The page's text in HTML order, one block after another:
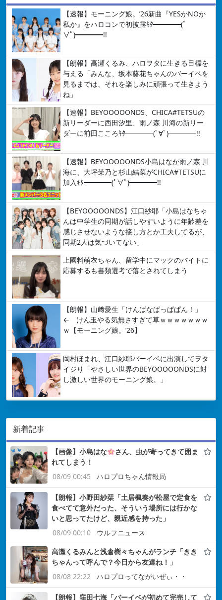
【速報】モーニング娘。’26新曲『YESかNOか
私か』をハロコンで初披露ｷﾀ━━━━(ﾟ
∀ﾟ)━━━━!!
【朗報】高瀬くるみ、ハロヲタに生きる目標を
与える「みんな、坂本葵花ちゃんのバーイベを
見るまでは、それを楽しみに頑張って生きよう
ね」
【速報】BEYOOOOONDS、CHICA#TETSUの
新リーダーに西田汐里、雨ノ森 川海の新リー
ダーに前田こころｷﾀ━━━━(ﾟ∀ﾟ)━━━━!!
【速報】BEYOOOOONDS小島はなが雨ノ森 川
海に、大坪茉乃と杉山結菜がCHICA#TETSUに
加入ｷﾀ━━━━(ﾟ∀ﾟ)━━━━!!
【BEYOOOOONDS】江口紗耶「小島はなちゃ
んは中学生の同期が話しやすいように年齢差を
感じさせないような接し方とか工夫してるが、
同期2人は気づいてない」
上國料萌衣ちゃん、留学中にマックのバイトに
応募するも書類選考で落とされてしまう
【朗報】山﨑愛生「けんぱなぱっぱぱん！」
← けん玉やる気無さすぎて草ｗｗｗｗｗｗｗ
ｗ【モーニング娘。’26】
岡村ほまれ、江口紗耶バーイベに出演してヲタ
イジり「やさしい世界のBEYOOOOONDSに対
し激しい世界のモーニング娘。」
新着記事
【画像】小島はな
さん、虫が寄ってきて囲ま
れてしまう！
08/09 00:45
ハロプロちゃん情報局
【朗報】小野田紗栞「土居楓奏が松屋で定食を
食べてて意外だった、そういう場所には行かな
いと思ってたけど、親近感を持った」
08/09 00:10
ウルフニュース
高瀬くるみんと浅倉樹々ちゃんがランチ「きき
ちゃんって呼んで？今日から友達ね！」
08/08 22:22
ハロプロってながいぜぃ・・
【朗報】窪田七海「バーイベが初めて完売して